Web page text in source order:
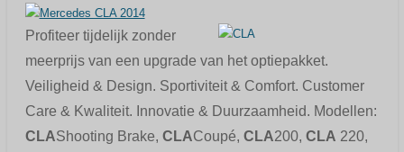
Profiteer tijdelijk zonder
meerprijs van een upgrade van het optiepakket.
Veiligheid & Design. Sportiviteit & Comfort. Customer
Care & Kwaliteit. Innovatie & Duurzaamheid. Modellen:
CLAShooting Brake, CLACoupé, CLA200, CLA 220,